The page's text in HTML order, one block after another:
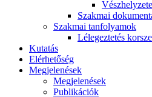
Szakmai
Szakmai tanfolyamok
Lélegeztetés
Kutatás
Elérhetőség
Megjelenések
Megjelenések
Publikációk